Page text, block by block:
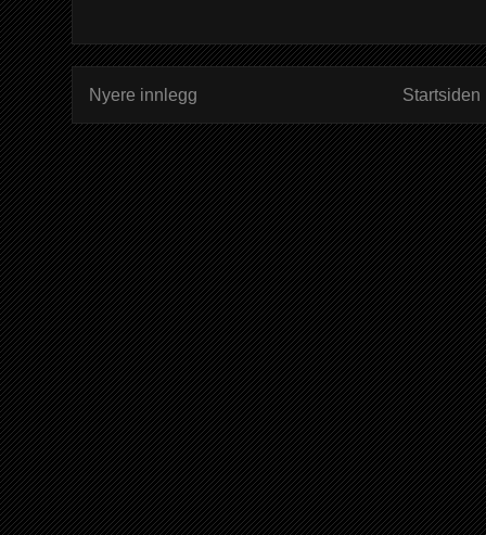
Nyere innlegg Startsiden